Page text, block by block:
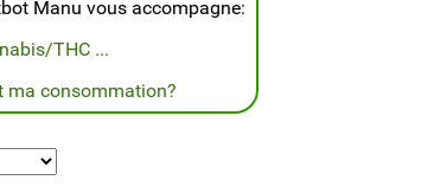
Manu vous accompagne:
THC ...
ma consommation?